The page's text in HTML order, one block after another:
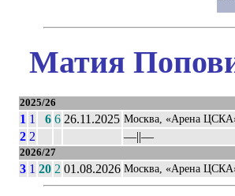
Матия
2025/26
1 1 6 6 26.11.2025 Москва, «Арена
2 2 ––||––
2026/27
3 1 20 2 01.08.2026 Москва, «Арена